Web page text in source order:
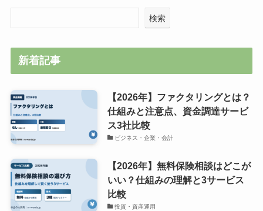
検索
新着記事
【2026年】ファクタリングとは？
仕組みと注意点、資金調達サービ
ス3社比較
ビジネス・企業・会計
【2026年】無料保険相談はどこが
いい？仕組みの理解と3サービス
比較
投資・資産運用